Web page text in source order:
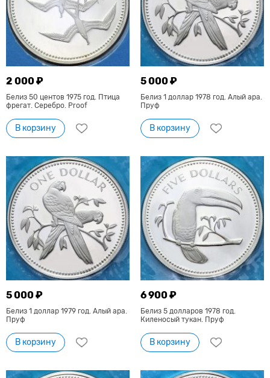
2 000 ₽
Белиз 50 центов 1975 год. Птица
фрегат. Серебро. Proof
В корзину
5 000 ₽
Белиз 1 доллар 1978 год. Алый ара.
Пруф
В корзину
5 000 ₽
Белиз 1 доллар 1979 год. Алый ара.
Пруф
В корзину
6 900 ₽
Белиз 5 долларов 1978 год.
Киленосый тукан. Пруф
В корзину